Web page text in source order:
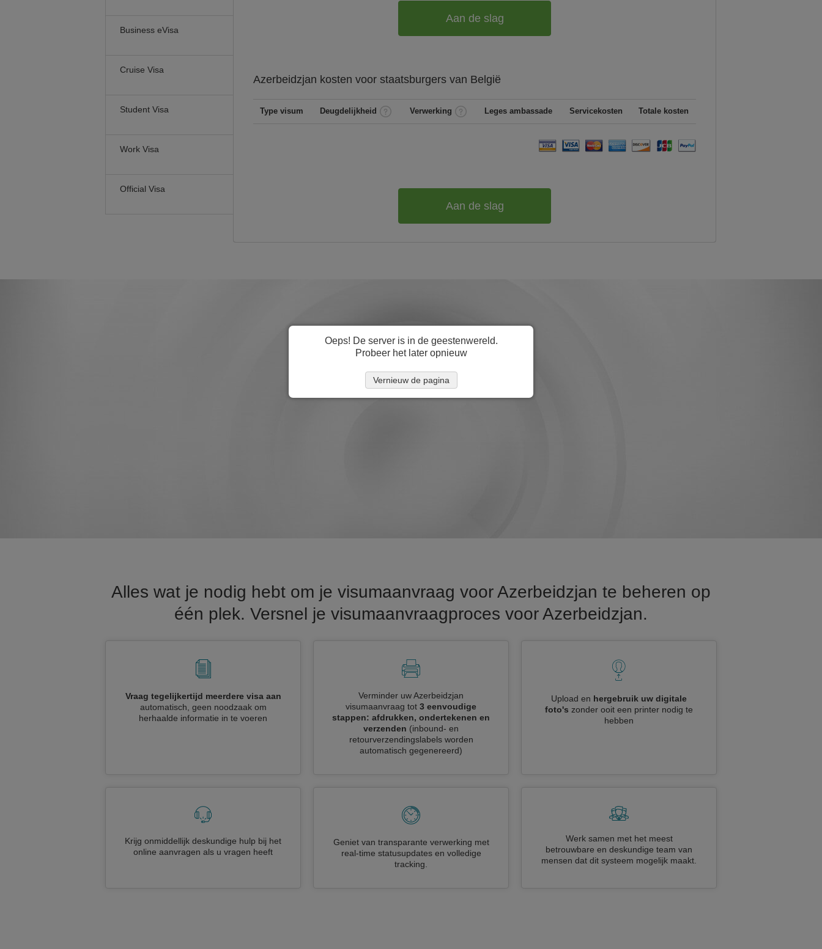
Business eVisa
Cruise Visa
Student Visa
Work Visa
Official Visa
Aan de slag
Azerbeidzjan kosten voor staatsburgers van België
Type visum Deugdelijkheid Verwerking Leges ambassade Servicekosten Totale kosten
Aan de slag
Alles wat je nodig hebt om je visumaanvraag voor Azerbeidzjan te beheren op
één plek. Versnel je visumaanvraagproces voor Azerbeidzjan.
Vraag tegelijkertijd meerdere visa aan
automatisch, geen noodzaak om
herhaalde informatie in te voeren
Verminder uw Azerbeidzjan
visumaanvraag tot 3 eenvoudige
stappen: afdrukken, ondertekenen en
verzenden (inbound- en
retourverzendingslabels worden
automatisch gegenereerd)
Upload en hergebruik uw digitale
foto's zonder ooit een printer nodig te
hebben
Krijg onmiddellijk deskundige hulp bij het
online aanvragen als u vragen heeft
Geniet van transparante verwerking met
real-time statusupdates en volledige
tracking.
Werk samen met het meest
betrouwbare en deskundige team van
mensen dat dit systeem mogelijk maakt.
Oeps! De server is in de geestenwereld.
Probeer het later opnieuw
Vernieuw de pagina